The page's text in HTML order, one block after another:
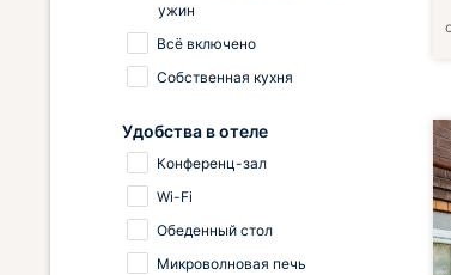
ужин
Всё включено
Собственная кухня
Удобства в отеле
Конференц-зал
Wi-Fi
Обеденный стол
Микроволновая печь